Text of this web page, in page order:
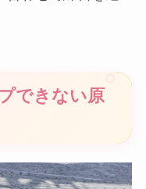
できない原